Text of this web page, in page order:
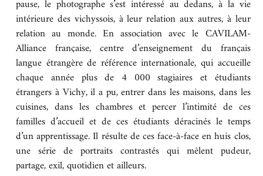
BOUTIQUE
CONTACT
pause, le photographe s’est intéressé au dedans, à la vie
intérieure des vichyssois, à leur relation aux autres, à leur
relation au monde. En association avec le CAVILAM-
Alliance française, centre d’enseignement du français
langue étrangère de référence internationale, qui accueille
chaque année plus de 4 000 stagiaires et étudiants
étrangers à Vichy, il a pu, entrer dans les maisons, dans les
cuisines, dans les chambres et percer l’intimité de ces
familles d’accueil et de ces étudiants déracinés le temps
d’un apprentissage. Il résulte de ces face-à-face en huis clos,
une série de portraits contrastés qui mêlent pudeur,
partage, exil, quotidien et ailleurs.